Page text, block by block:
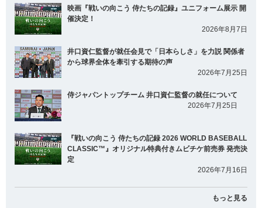
映画『戦いの向こう 侍たちの記録』ユニフォーム展示 開
催決定！
2026年8月7日
井口資仁監督が就任会見で「日本らしさ」を力説 関係者
から球界全体を牽引する期待の声
2026年7月25日
侍ジャパントップチーム 井口資仁監督の就任について
2026年7月25日
『戦いの向こう 侍たちの記録 2026 WORLD BASEBALL
CLASSIC™』オリジナル特典付きムビチケ前売券 発売決
定
2026年7月16日
もっと見る